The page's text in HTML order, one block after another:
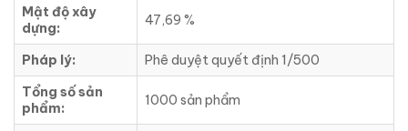
Mật độ xây
dựng:
47,69 %
Pháp lý:
Phê duyệt quyết định 1/500
Tổng số sản
phẩm:
1000 sản phẩm